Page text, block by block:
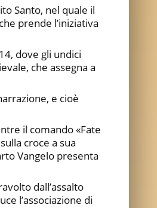
Santo, nel quale il
prende l’iniziativa
dove gli undici
che assegna a
e cioè
il comando «Fate
croce a sua
Vangelo presenta
dall’assalto
l’associazione di